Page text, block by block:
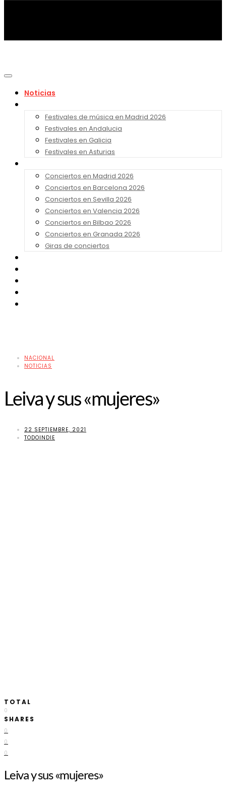
Noticias
Festivales de música en Madrid 2026
Festivales en Andalucia
Festivales en Galicia
Festivales en Asturias
Conciertos en Madrid 2026
Conciertos en Barcelona 2026
Conciertos en Sevilla 2026
Conciertos en Valencia 2026
Conciertos en Bilbao 2026
Conciertos en Granada 2026
Giras de conciertos
NACIONAL
NOTICIAS
Leiva y sus «mujeres»
22 SEPTIEMBRE, 2021
TODOINDIE
TOTAL
0
SHARES
0
0
0
Leiva y sus «mujeres»